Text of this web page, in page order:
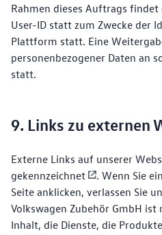
Rahmen dieses Auftrags
User-ID statt zum Zwecke der
Plattform statt. Eine
personenbezogener Daten an
statt.
9. Links zu externen
Externe Links auf unserer
gekennzeichnet
. Wenn Sie
Seite anklicken, verlassen Sie
Volkswagen Zubehör GmbH
Inhalt, die Dienste, die